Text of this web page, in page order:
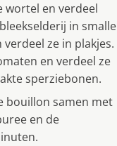
wortel en verdeel
in smalle
ze in plakjes.
en verdeel ze
sperziebonen.
bouillon samen met
en de